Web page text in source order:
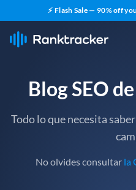
⚡ Flash Sale — 90% off
Blog SEO
Todo lo que necesita
No olvides consultar la